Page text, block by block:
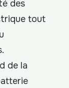
des
tout
de la